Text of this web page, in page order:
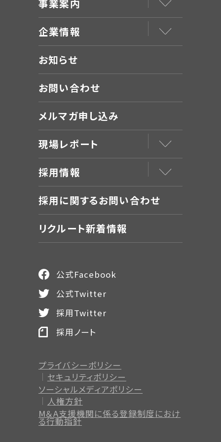
事業案内
企業情報
お知らせ
お問い合わせ
メルマガ申し込み
現場レポート
採用情報
採用に関するお問い合わせ
リクルート新着情報
プライバシーポリシー
セキュリティポリシー
ソーシャルメディアポリシー
人権方針
M＆A支援機関に係る登録制度におけ
る行動指針
公式Facebook
公式Twitter
採用Twitter
採用ノート